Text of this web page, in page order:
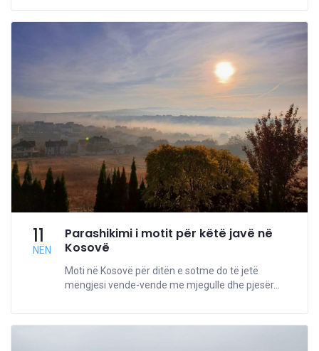
11
NËN
Parashikimi i motit për këtë javë në
Kosovë
Moti në Kosovë për ditën e sotme do të jetë
mëngjesi vende-vende me mjegulle dhe pjesër...